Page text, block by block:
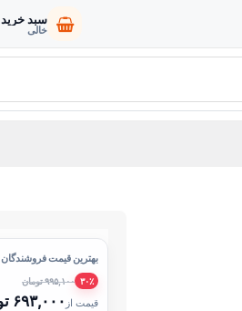
سبد خرید
خالی
بهترین قیمت فروشندگان
۳۰٪ ۹۹۵,۱۰۰ تومان
قیمت از ۶۹۳,۰۰۰ تومان